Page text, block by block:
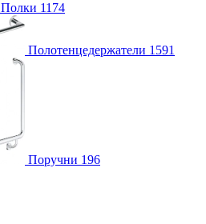
Полки 1174
Полотенцедержатели 1591
Поручни 196